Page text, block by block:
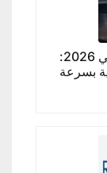
تعلم اللغة الإنجليزية بالذكاء الاصطناعي 2026:
بسرعة